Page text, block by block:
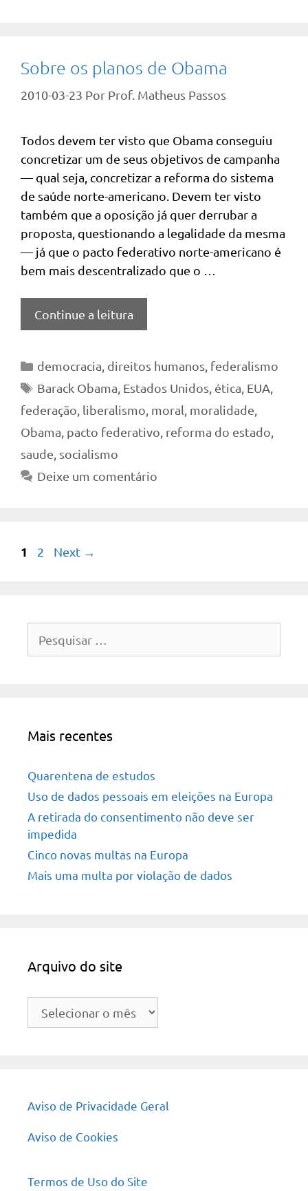
Sobre os planos de Obama
2010-03-23 Por Prof. Matheus Passos
Todos devem ter visto que Obama conseguiu
concretizar um de seus objetivos de campanha
— qual seja, concretizar a reforma do sistema
de saúde norte-americano. Devem ter visto
também que a oposição já quer derrubar a
proposta, questionando a legalidade da mesma
— já que o pacto federativo norte-americano é
bem mais descentralizado que o …
Continue a leitura
Categorias
democracia direitos humanos, federalismo
Tags
Barack Obama Estados Unidos, ética EUA
federação liberalismo moral moralidade
Obama pacto federativo reforma do estado
saude socialismo
Deixe um comentário
Page
1 Page
2 Next →
por:
Mais recentes
Quarentena de estudos
Uso de dados pessoais em eleições na Europa
A retirada do consentimento não deve ser
impedida
Cinco novas multas na Europa
Mais uma multa por violação de dados
Arquivo do site
Arquivo
Aviso de Privacidade Geral
Aviso de Cookies
Termos de Uso do Site